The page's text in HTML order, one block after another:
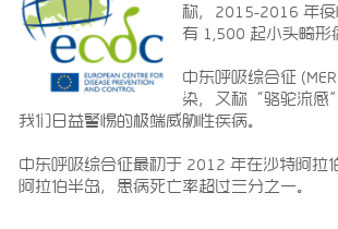
称，2015-2016 年
有 1,500 起小头畸形
中东呼吸综合征
染，又称“骆驼流感
我们日益警惕的极端威胁性疾病。
中东呼吸综合征最初于 2012 年在沙特阿拉
阿拉伯半岛，患病死亡率超过三分之一。